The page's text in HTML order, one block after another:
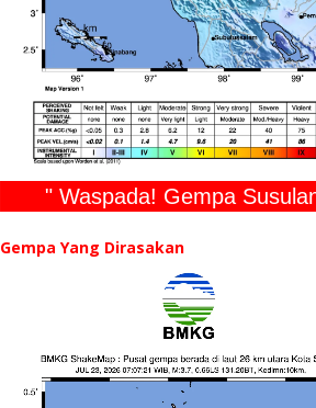
" Waspada! Gempa
Gempa Yang Dirasakan